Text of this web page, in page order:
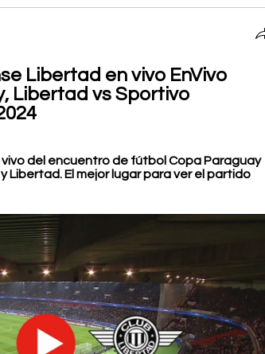
Libertad en vivo EnVivo
Libertad vs Sportivo
del encuentro de fútbol Copa Paraguay
Libertad. El mejor lugar para ver el partido